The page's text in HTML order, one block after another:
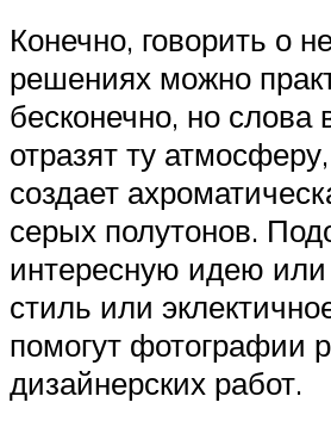
Конечно, говорить о
решениях можно
бесконечно, но слова
отразят ту
создает
серых полутонов.
интересную идею
стиль или
помогут фотографии
дизайнерских работ.